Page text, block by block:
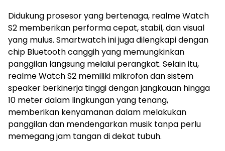
Didukung prosesor yang bertenaga, realme Watch
S2 memberikan performa cepat, stabil, dan visual
yang mulus. Smartwatch ini juga dilengkapi dengan
chip Bluetooth canggih yang memungkinkan
panggilan langsung melalui perangkat. Selain itu,
realme Watch S2 memiliki mikrofon dan sistem
speaker berkinerja tinggi dengan jangkauan hingga
10 meter dalam lingkungan yang tenang,
memberikan kenyamanan dalam melakukan
panggilan dan mendengarkan musik tanpa perlu
memegang jam tangan di dekat tubuh.